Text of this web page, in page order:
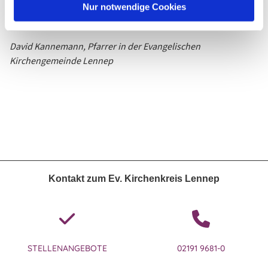
Nur notwendige Cookies
David Kannemann, Pfarrer in der Evangelischen
Kirchengemeinde Lennep
Kontakt zum Ev. Kirchenkreis Lennep
STELLENANGEBOTE 02191 9681-0